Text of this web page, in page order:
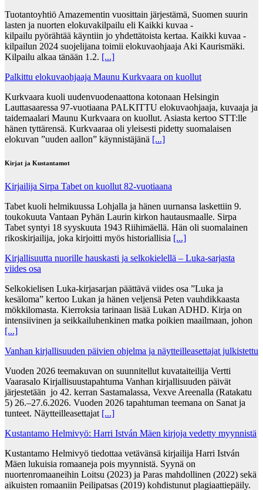
Tuotantoyhtiö Amazementin vuosittain järjestämä, Suomen suurin
lasten ja nuorten elokuvakilpailu eli Kaikki kuvaa -
kilpailu pyörähtää käyntiin jo yhdettätoista kertaa. Kaikki kuvaa -
kilpailun 2024 suojelijana toimii elokuvaohjaaja Aki Kaurismäki.
Kilpailu alkaa tänään 1.2. [...]
Palkittu elokuvaohjaaja Maunu Kurkvaara on kuollut
Kurkvaara kuoli uudenvuodenaattona kotonaan Helsingin
Lauttasaaressa 97-vuotiaana PALKITTU elokuvaohjaaja, kuvaaja ja
taidemaalari Maunu Kurkvaara on kuollut. Asiasta kertoo STT:lle
hänen tyttärensä. Kurkvaaraa oli yleisesti pidetty suomalaisen
elokuvan ”uuden aallon” käynnistäjänä [...]
Kirjat ja Kustantamot
Kirjailija Sirpa Tabet on kuollut 82-vuotiaana
Tabet kuoli helmikuussa Lohjalla ja hänen uurnansa laskettiin 9.
toukokuuta Vantaan Pyhän Laurin kirkon hautausmaalle. Sirpa
Tabet syntyi 18 syyskuuta 1943 Riihimäellä. Hän oli suomalainen
rikoskirjailija, joka kirjoitti myös historiallisia [...]
Kirjallisuutta nuorille hauskasti ja selkokielellä – Luka-sarjasta
viides osa
Selkokielisen Luka-kirjasarjan päättävä viides osa ”Luka ja
kesäloma” kertoo Lukan ja hänen veljensä Peten vauhdikkaasta
mökkilomasta. Kierroksia tarinaan lisää Lukan ADHD. Kirja on
intensiivinen ja seikkailuhenkinen matka poikien maailmaan, johon
[...]
Vanhan kirjallisuuden päivien ohjelma ja näytteilleasettajat julkistettu
Vuoden 2026 teemakuvan on suunnitellut kuvataiteilija Vertti
Vaarasalo Kirjallisuustapahtuma Vanhan kirjallisuuden päivät
järjestetään jo 42. kerran Sastamalassa, Vexve Areenalla (Ratakatu
5) 26.–27.6.2026. Vuoden 2026 tapahtuman teemana on Sanat ja
tunteet. Näytteilleasettajat [...]
Kustantamo Helmivyö: Harri István Mäen kirjoja vedetty myynnistä
Kustantamo Helmivyö tiedottaa vetävänsä kirjailija Harri István
Mäen lukuisia romaaneja pois myynnistä. Syynä on
nuortenromaaneihin Loitsu (2023) ja Paras mahdollinen (2022) sekä
aikuisten romaaniin Peilipatsas (2019) kohdistunut plagiaattiepäily.